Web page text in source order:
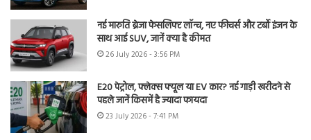
नई मारुति ब्रेजा फेसलिफ्ट लॉन्च, नए फीचर्स और टर्बो इंजन के
साथ आई SUV, जानें क्या है कीमत
26 July 2026 - 3:56 PM
E20 पेट्रोल, फ्लेक्स फ्यूल या EV कार? नई गाड़ी खरीदने से
पहले जानें किसमें है ज्यादा फायदा
23 July 2026 - 7:41 PM